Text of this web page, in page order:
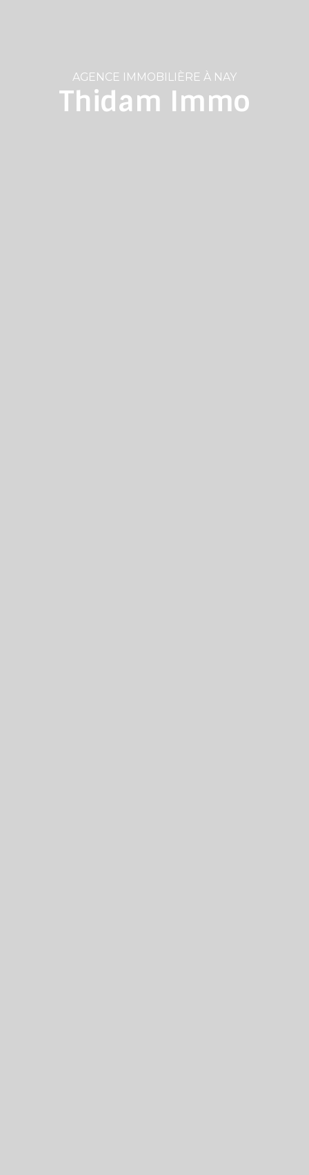
AGENCE IMMOBILIÈRE À NAY
Thidam Immo